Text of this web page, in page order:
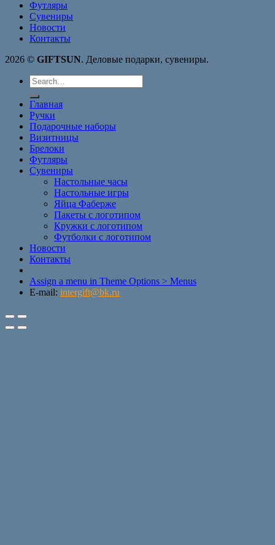
Футляры
Сувениры
Новости
Контакты
2026 © GIFTSUN. Деловые подарки, сувениры.
Search
for:
Главная
Ручки
Подарочные наборы
Визитницы
Брелоки
Футляры
Сувениры
Настольные часы
Настольные игры
Яйца Фаберже
Пакеты с логотипом
Кружки с логотипом
Футболки с логотипом
Новости
Контакты
Assign a menu in Theme Options > Menus
E-mail: intergift@bk.ru